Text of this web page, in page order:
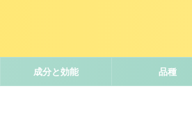
成分と効能 品種